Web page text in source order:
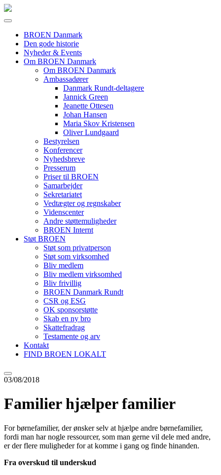
BROEN Danmark
Den gode historie
Nyheder & Events
Om BROEN Danmark
Om BROEN Danmark
Ambassadører
Danmark Rundt-deltagere
Jannick Green
Jeanette Ottesen
Johan Hansen
Maria Skov Kristensen
Oliver Lundgaard
Bestyrelsen
Konferencer
Nyhedsbreve
Presserum
Priser til BROEN
Samarbejder
Sekretariatet
Vedtægter og regnskaber
Videnscenter
Andre støttemuligheder
BROEN Internt
Støt BROEN
Støt som privatperson
Støt som virksomhed
Bliv medlem
Bliv medlem virksomhed
Bliv frivillig
BROEN Danmark Rundt
CSR og ESG
OK sponsorstøtte
Skab en ny bro
Skattefradrag
Testamente og arv
Kontakt
FIND BROEN LOKALT
03/08/2018
Familier hjælper familier
For børnefamilier, der ønsker selv at hjælpe andre børnefamilier,
fordi man har nogle ressourcer, som man gerne vil dele med andre,
er der flere muligheder for at komme i gang og finde hinanden.
Fra overskud til underskud